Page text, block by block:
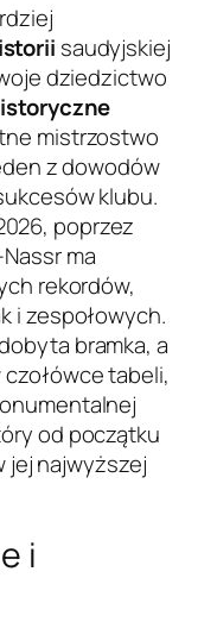
saudyjskiej
dziedzictwo
mistrzostwo
z dowodów
klubu.
poprzez
ma
rekordów,
i zespołowych.
bramka, a
tabeli,
od początku
jej najwyższej
i